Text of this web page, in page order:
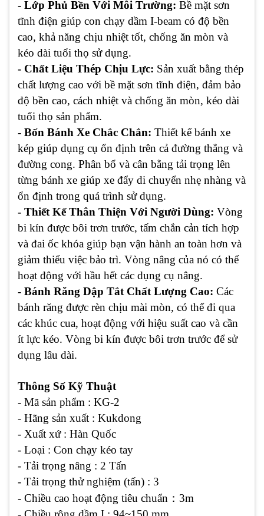
- Lớp Phủ Bền Với Môi Trường: Bề mặt sơn
tĩnh điện giúp con chạy dầm I-beam có độ bền
cao, khả năng chịu nhiệt tốt, chống ăn mòn và
kéo dài tuổi thọ sử dụng.
- Chất Liệu Thép Chịu Lực: Sản xuất bằng thép
chất lượng cao với bề mặt sơn tĩnh điện, đảm bảo
độ bền cao, cách nhiệt và chống ăn mòn, kéo dài
tuổi thọ sản phẩm.
- Bốn Bánh Xe Chắc Chắn: Thiết kế bánh xe
kép giúp dụng cụ ổn định trên cả đường thẳng và
đường cong. Phân bổ và cân bằng tải trọng lên
từng bánh xe giúp xe đẩy di chuyển nhẹ nhàng và
ổn định trong quá trình sử dụng.
- Thiết Kế Thân Thiện Với Người Dùng: Vòng
bi kín được bôi trơn trước, tấm chắn cản tích hợp
và đai ốc khóa giúp bạn vận hành an toàn hơn và
giảm thiểu việc bảo trì. Vòng nâng của nó có thể
hoạt động với hầu hết các dụng cụ nâng.
- Bánh Răng Dập Tắt Chất Lượng Cao: Các
bánh răng được rèn chịu mài mòn, có thể đi qua
các khúc cua, hoạt động với hiệu suất cao và cần
ít lực kéo. Vòng bi kín được bôi trơn trước để sử
dụng lâu dài.
Thông Số Kỹ Thuật
- Mã sản phẩm : KG-2
- Hãng sản xuất : Kukdong
- Xuất xứ : Hàn Quốc
- Loại : Con chạy kéo tay
- Tải trọng nâng : 2 Tấn
- Tải trọng thử nghiệm (tấn) : 3
- Chiều cao hoạt động tiêu chuẩn ： 3m